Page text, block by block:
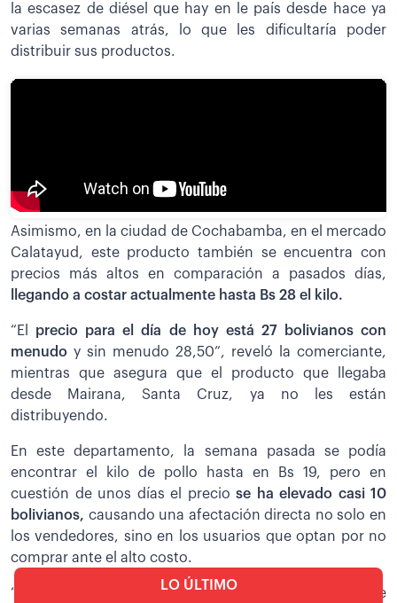
LO ÚLTIMO
la escasez de diésel que hay en le país desde hace ya
varias semanas atrás, lo que les dificultaría poder
distribuir sus productos.
Asimismo, en la ciudad de Cochabamba, en el mercado
Calatayud, este producto también se encuentra con
precios más altos en comparación a pasados días,
llegando a costar actualmente hasta Bs 28 el kilo.
“El precio para el día de hoy está 27 bolivianos con
menudo y sin menudo 28,50”, reveló la comerciante,
mientras que asegura que el producto que llegaba
desde Mairana, Santa Cruz, ya no les están
distribuyendo.
En este departamento, la semana pasada se podía
encontrar el kilo de pollo hasta en Bs 19, pero en
cuestión de unos días el precio se ha elevado casi 10
bolivianos, causando una afectación directa no solo en
los vendedores, sino en los usuarios que optan por no
comprar ante el alto costo.
“ Es que es la consecuencia del bloqueo que hubo , que